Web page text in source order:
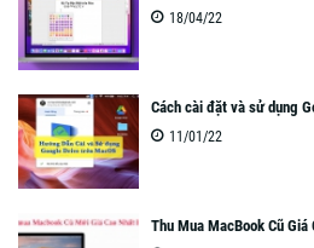
18/04/22
Cách cài đặt và sử dụng
11/01/22
Thu Mua MacBook Cũ Giá